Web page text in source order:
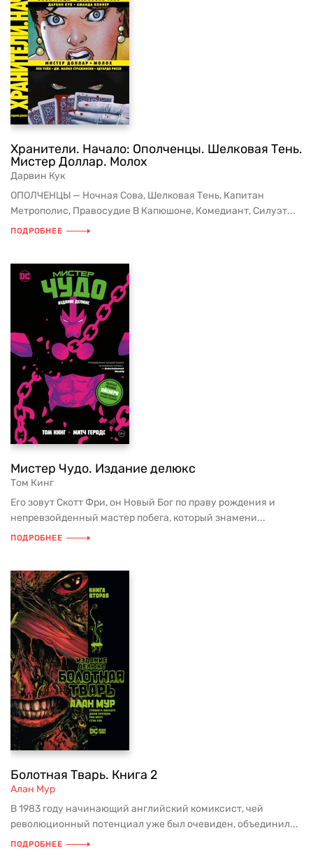
Хранители. Начало: Ополченцы. Шелковая Тень.
Мистер Доллар. Молох
Дарвин Кук
ОПОЛЧЕНЦЫ — Ночная Сова, Шелковая Тень, Капитан
Метрополис, Правосудие В Капюшоне, Комедиант, Силуэт...
ПОДРОБНЕЕ
Мистер Чудо. Издание делюкс
Том Кинг
Его зовут Скотт Фри, он Новый Бог по праву рождения и
непревзойденный мастер побега, который знамени...
ПОДРОБНЕЕ
Болотная Тварь. Книга 2
Алан Мур
В 1983 году начинающий английский комиксист, чей
революционный потенциал уже был очевиден, объединил...
ПОДРОБНЕЕ